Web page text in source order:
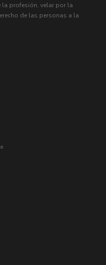
la profesión, velar por la
de las personas a la